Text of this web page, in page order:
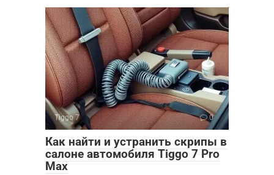
Tiggo 7 0
Как найти и устранить скрипы в
салоне автомобиля Tiggo 7 Pro
Max